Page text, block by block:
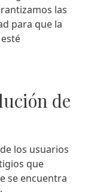
las
para que la
de
los usuarios
que
se encuentra